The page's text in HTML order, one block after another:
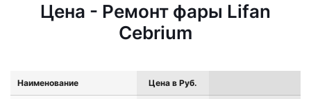
Цена - Ремонт фары Lifan
Cebrium
Наименование Цена в Руб.